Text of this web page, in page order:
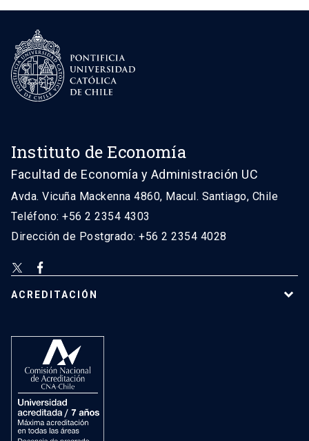
Instituto de Economía
Facultad de Economía y Administración UC
Avda. Vicuña Mackenna 4860, Macul. Santiago, Chile
Teléfono: +56 2 2354 4303
Dirección de Postgrado: +56 2 2354 4028
ACREDITACIÓN